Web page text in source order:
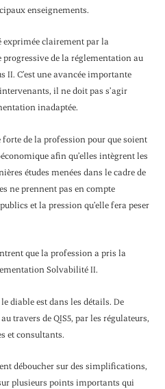
enseignements.
clairement par la
progressive de la réglementation au
C’est une avancée importante
il ne doit pas s’agir
inadaptée.
de la profession pour que soient
afin qu’elles intègrent les
études menées dans le cadre de
ne prennent pas en compte
et la pression qu’elle fera peser
que la profession a pris la
Solvabilité II.
diable est dans les détails. De
travers de QIS5, par les régulateurs,
et consultants.
déboucher sur des simplifications,
plusieurs points importants qui